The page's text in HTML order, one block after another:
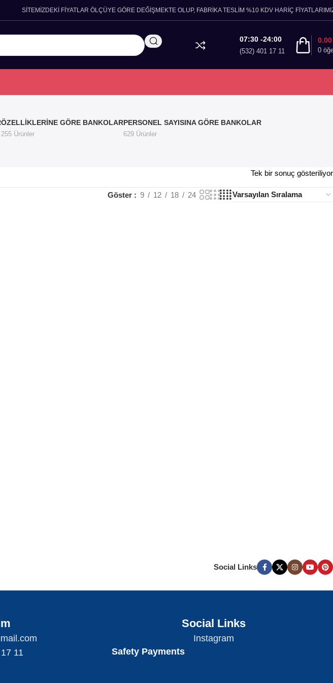
SİTEMİZDEKİ FİYATLAR ÖLÇÜYE GÖRE DEĞİŞMEKTE OLUP, FABRİKA TESLİM %10 KDV HARİÇ
07:30 -24:00
(532) 401 17 11 0
ÖZELLIKLERINE GÖRE BANKOLAR
255 Ürünler
PERSONEL SAYISINA GÖRE BANKOLAR
629 Ürünler
Tek bir sonuç gösteriliyor
Göster 9 12 18 24
Social Links
11
Social Links
Instagram
Safety Payments